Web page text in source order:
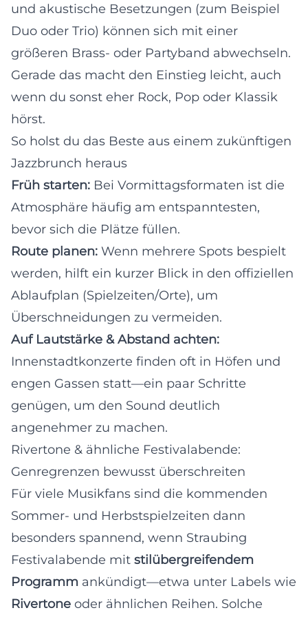
und akustische Besetzungen (zum Beispiel
Duo oder Trio) können sich mit einer
größeren Brass- oder Partyband abwechseln.
Gerade das macht den Einstieg leicht, auch
wenn du sonst eher Rock, Pop oder Klassik
hörst.
So holst du das Beste aus einem zukünftigen
Jazzbrunch heraus
Früh starten: Bei Vormittagsformaten ist die
Atmosphäre häufig am entspanntesten,
bevor sich die Plätze füllen.
Route planen: Wenn mehrere Spots bespielt
werden, hilft ein kurzer Blick in den offiziellen
Ablaufplan (Spielzeiten/Orte), um
Überschneidungen zu vermeiden.
Auf Lautstärke & Abstand achten:
Innenstadtkonzerte finden oft in Höfen und
engen Gassen statt—ein paar Schritte
genügen, um den Sound deutlich
angenehmer zu machen.
Rivertone & ähnliche Festivalabende:
Genregrenzen bewusst überschreiten
Für viele Musikfans sind die kommenden
Sommer- und Herbstspielzeiten dann
besonders spannend, wenn Straubing
Festivalabende mit stilübergreifendem
Programm ankündigt—etwa unter Labels wie
Rivertone oder ähnlichen Reihen. Solche